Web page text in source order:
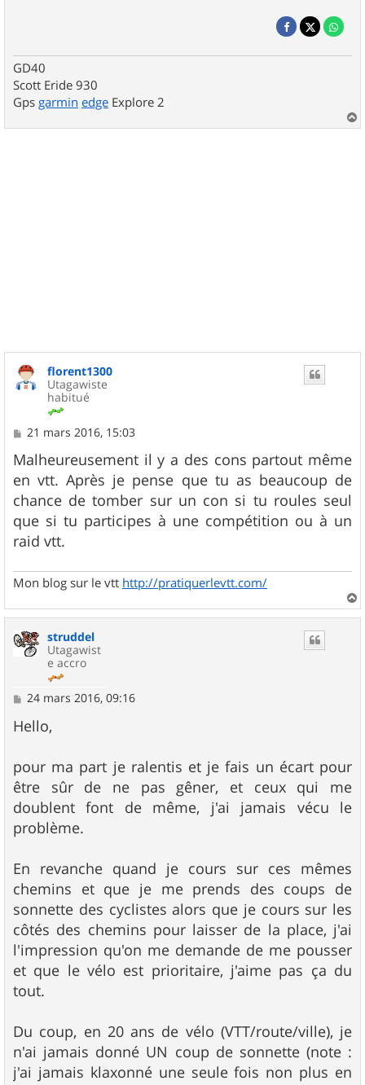
GD40
Scott Eride 930
Gps garmin edge Explore 2
a
florent1300
Utagawiste
habitué
M
s
s
a
g
e
21 mars 2016, 15:03
Malheureusement il y a des cons partout même
en vtt. Après je pense que tu as beaucoup de
chance de tomber sur un con si tu roules seul
que si tu participes à une compétition ou à un
raid vtt.
Mon blog sur le vtt http://pratiquerlevtt.com/
a
struddel
Utagawist
e accro
M
s
s
g
e
24 mars 2016, 09:16
Hello,
pour ma part je ralentis et je fais un écart pour
être sûr de ne pas gêner, et ceux qui me
doublent font de même, j'ai jamais vécu le
problème.
En revanche quand je cours sur ces mêmes
chemins et que je me prends des coups de
sonnette des cyclistes alors que je cours sur les
côtés des chemins pour laisser de la place, j'ai
l'impression qu'on me demande de me pousser
et que le vélo est prioritaire, j'aime pas ça du
tout.
Du coup, en 20 ans de vélo (VTT/route/ville), je
n'ai jamais donné UN coup de sonnette (note :
j'ai jamais klaxonné une seule fois non plus en